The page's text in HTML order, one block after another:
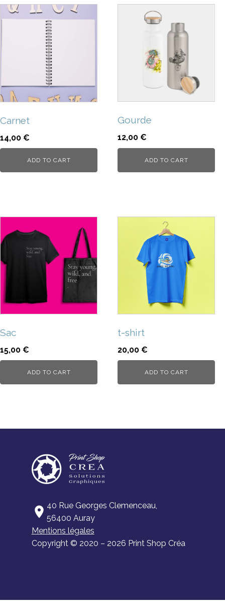
Carnet
14,00 €
ADD TO CART
Gourde
12,00 €
ADD TO CART
Sac
15,00 €
ADD TO CART
t-shirt
20,00 €
ADD TO CART
40 Rue Georges Clemenceau,
56400 Auray
Mentions légales
Copyright © 2020 – 2026 Print Shop Créa